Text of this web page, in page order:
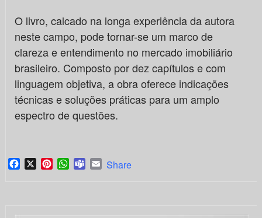
O livro, calcado na longa experiência da autora
neste campo, pode tornar-se um marco de
clareza e entendimento no mercado imobiliário
brasileiro. Composto por dez capítulos e com
linguagem objetiva, a obra oferece indicações
técnicas e soluções práticas para um amplo
espectro de questões.
Facebook
X PinterestWhatsApp
TeamsEmail
Share